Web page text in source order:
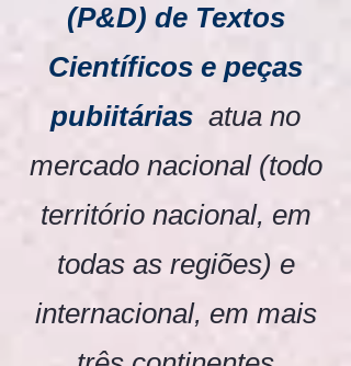
(P&D) de Textos
Científicos e peças
pubiitárias atua no
mercado nacional (todo
território nacional, em
todas as regiões) e
internacional, em mais